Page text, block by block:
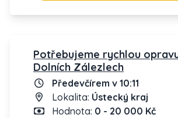
Potřebujeme rychlou
Dolních Zálezlech
Předevčírem v 10:11
Lokalita: Ústecký kraj
Hodnota: 0 - 20 000 Kč